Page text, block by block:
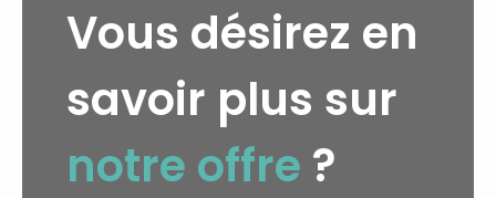
Vous désirez en
savoir plus sur
notre offre ?